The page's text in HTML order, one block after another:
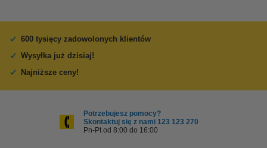
600 tysięcy zadowolonych klientów
Wysyłka już dzisiaj!
Najniższe ceny!
Potrzebujesz pomocy?
Skontaktuj się z nami 123 123 270
Pn-Pt od 8:00 do 16:00